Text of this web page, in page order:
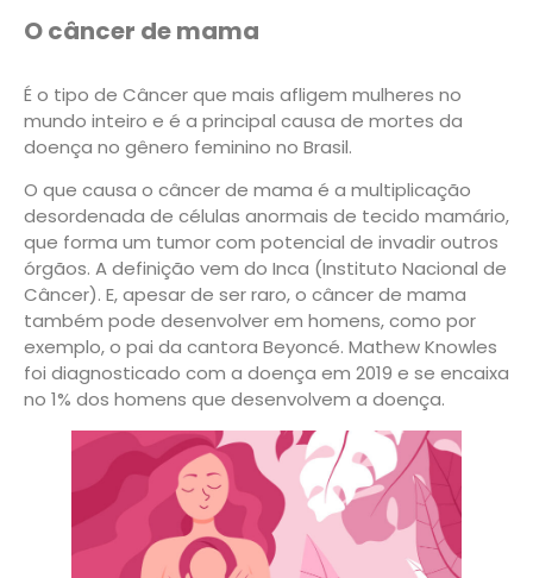
O câncer de mama
É o tipo de Câncer que mais afligem mulheres no
mundo inteiro e é a principal causa de mortes da
doença no gênero feminino no Brasil.
O que causa o câncer de mama é a multiplicação
desordenada de células anormais de tecido mamário,
que forma um tumor com potencial de invadir outros
órgãos. A definição vem do Inca (Instituto Nacional de
Câncer). E, apesar de ser raro, o câncer de mama
também pode desenvolver em homens, como por
exemplo, o pai da cantora Beyoncé. Mathew Knowles
foi diagnosticado com a doença em 2019 e se encaixa
no 1% dos homens que desenvolvem a doença.